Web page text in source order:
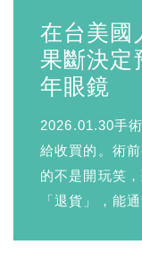
在台美國
果斷決定
年眼鏡
2026.01.30手
給收買的。術
的不是開玩笑
「退貨」，能